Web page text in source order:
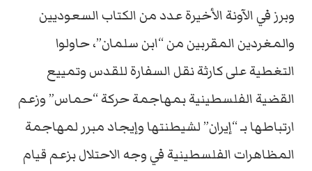
وبرز في الآونة الأخيرة عدد من الكتاب السعوديين
والمغردين المقربين من “ابن سلمان”، حاولوا
التغطية على كارثة نقل السفارة للقدس وتمييع
القضية الفلسطينية بمهاجمة حركة “حماس” وزعم
ارتباطها بـ “إيران” لشيطنتها وإيجاد مبرر لمهاجمة
المظاهرات الفلسطينية في وجه الاحتلال بزعم قيام